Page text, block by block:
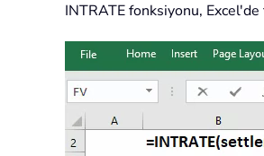
INTRATE fonksiyonu,